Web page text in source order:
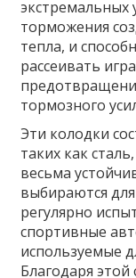
экстремальных
торможения
тепла, и
рассеивать
тормозного
Эти колодки
таких как
весьма
выбираются
регулярно
спортивные
используемые
Благодаря этой